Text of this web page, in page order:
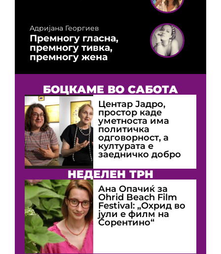
Адријана Георгиев
Премногу гласна,
премногу тивка,
премногу жена
БОЦКАМЕ ВО САБОТА
Центар Јадро,
простор каде
уметноста има
политичка
одговорност, а
културата е
заедничко добро
НЕДЕЛЕН ТРН
Ана Опачиќ за
Оhrid Beach Film
Festival: „Охрид во
јули е филм на
Сорентино“